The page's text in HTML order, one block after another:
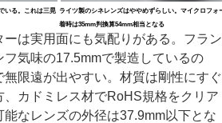
いる。これは三晃 ライツ製のシネレンズはややめずらしい。マイクロフォ
着時は35mm判換算54mm相当となる
は実用面にも気配りがある。フラン
気味の17.5mmで製造しているの
限遠が出やすい。材質は剛性にすぐ
カドミレス材でRoHS規格をクリア
能なレンズの外径は37.9mm以下とな